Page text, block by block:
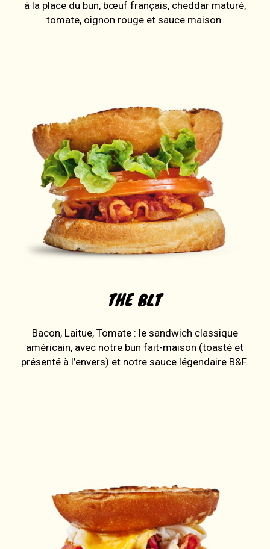
à la place du bun, bœuf français, cheddar maturé,
tomate, oignon rouge et sauce maison.
THE BLT
Bacon, Laitue, Tomate : le sandwich classique
américain, avec notre bun fait-maison (toasté et
présenté à l’envers) et notre sauce légendaire B&F.